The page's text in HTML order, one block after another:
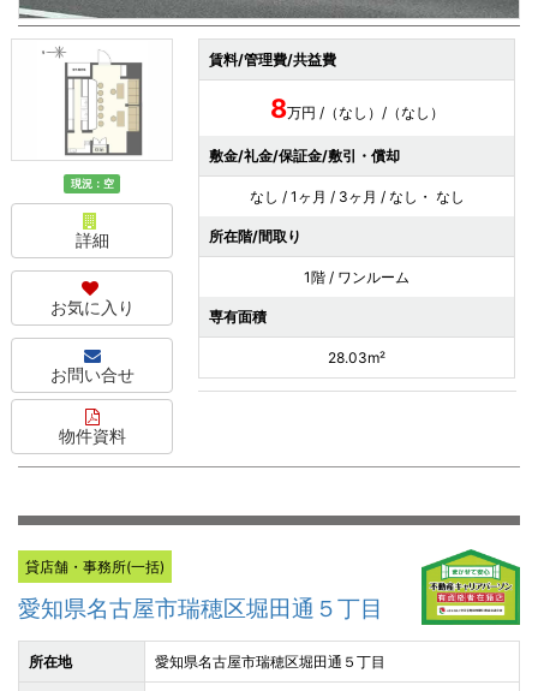
現況：空
詳細
お気に入り
お問い合せ
物件資料
賃料/管理費/共益費
8万円 /（なし）/（なし）
敷金/礼金/保証金/敷引・償却
なし / 1ヶ月 / 3ヶ月 / なし・ なし
所在階/間取り
1階 / ワンルーム
専有面積
28.03m²
貸店舗・事務所(一括)
愛知県名古屋市瑞穂区堀田通５丁目
所在地 愛知県名古屋市瑞穂区堀田通５丁目